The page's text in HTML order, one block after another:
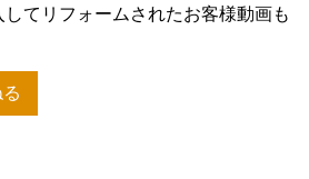
てリフォームされたお客様動画も